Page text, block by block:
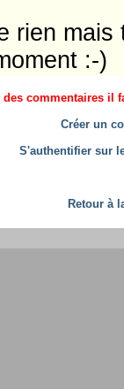
rien
:-)
commentaires il
Créer un
S'authentifier sur
Retour à